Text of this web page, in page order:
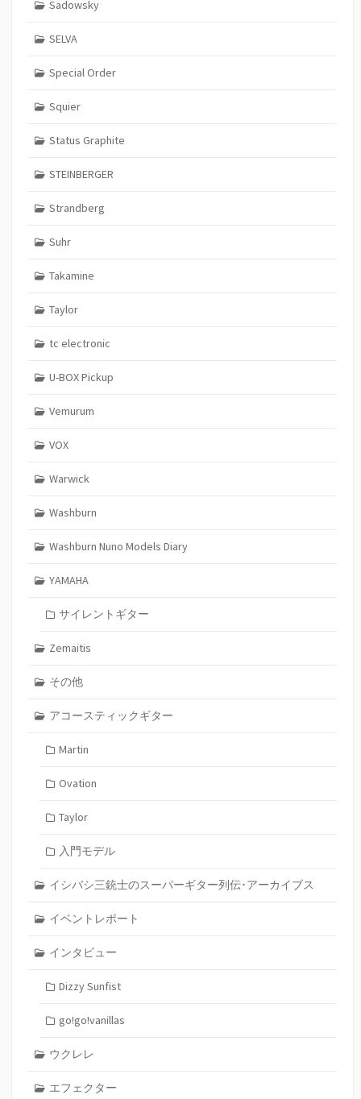
Sadowsky
SELVA
Special Order
Squier
Status Graphite
STEINBERGER
Strandberg
Suhr
Takamine
Taylor
tc electronic
U-BOX Pickup
Vemurum
VOX
Warwick
Washburn
Washburn Nuno Models Diary
YAMAHA
サイレントギター
Zemaitis
その他
アコースティックギター
Martin
Ovation
Taylor
入門モデル
イシバシ三銃士のスーパーギター列伝･アーカイブス
イベントレポート
インタビュー
Dizzy Sunfist
go!go!vanillas
ウクレレ
エフェクター